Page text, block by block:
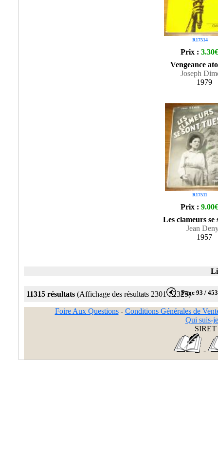
R17514
Prix : 3.30€
Vengeance
Joseph
1979
R17511
Prix : 9.00€
Les clameurs se
Jean
1957
11315 résultats (Affichage des résultats 2301 - 2325)Page 93 / 453
Foire Aux Questions- Conditions Générales de
Qui suis-
SIRET
-